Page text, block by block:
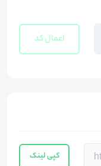
کپی لینک
اعمال کد